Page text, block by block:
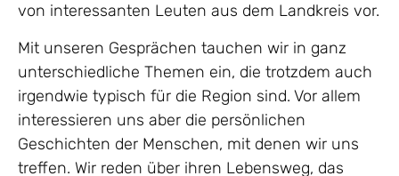
von interessanten Leuten aus dem Landkreis vor.
Mit unseren Gesprächen tauchen wir in ganz
unterschiedliche Themen ein, die trotzdem auch
irgendwie typisch für die Region sind. Vor allem
interessieren uns aber die persönlichen
Geschichten der Menschen, mit denen wir uns
treffen. Wir reden über ihren Lebensweg, das